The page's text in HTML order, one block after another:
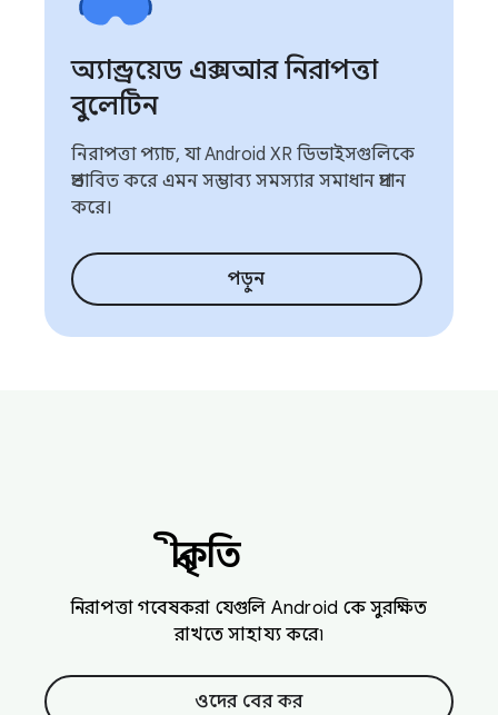
অ্যান্ড্রয়েড এক্সআর নিরাপত্তা
বুলেটিন
নিরাপত্তা প্যাচ, যা Android XR ডিভাইসগুলিকে
প্রভাবিত করে এমন সম্ভাব্য সমস্যার সমাধান প্রদান
করে।
পড়ুন
স্বীকৃতি
নিরাপত্তা গবেষকরা যেগুলি Android কে সুরক্ষিত
রাখতে সাহায্য করে৷
ওদের বের কর